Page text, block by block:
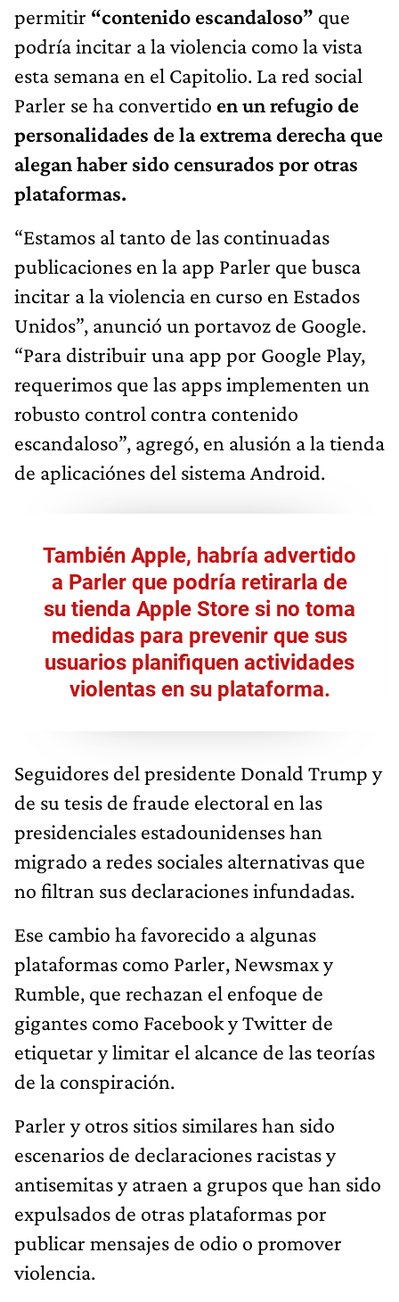
permitir “contenido escandaloso” que
podría incitar a la violencia como la vista
esta semana en el Capitolio. La red social
Parler se ha convertido en un refugio de
personalidades de la extrema derecha que
alegan haber sido censurados por otras
plataformas.
“Estamos al tanto de las continuadas
publicaciones en la app Parler que busca
incitar a la violencia en curso en Estados
Unidos”, anunció un portavoz de Google.
“Para distribuir una app por Google Play,
requerimos que las apps implementen un
robusto control contra contenido
escandaloso”, agregó, en alusión a la tienda
de aplicaciónes del sistema Android.
También Apple, habría advertido
a Parler que podría retirarla de
su tienda Apple Store si no toma
medidas para prevenir que sus
usuarios planifiquen actividades
violentas en su plataforma.
Seguidores del presidente Donald Trump y
de su tesis de fraude electoral en las
presidenciales estadounidenses han
migrado a redes sociales alternativas que
no filtran sus declaraciones infundadas.
Ese cambio ha favorecido a algunas
plataformas como Parler, Newsmax y
Rumble, que rechazan el enfoque de
gigantes como Facebook y Twitter de
etiquetar y limitar el alcance de las teorías
de la conspiración.
Parler y otros sitios similares han sido
escenarios de declaraciones racistas y
antisemitas y atraen a grupos que han sido
expulsados de otras plataformas por
publicar mensajes de odio o promover
violencia.